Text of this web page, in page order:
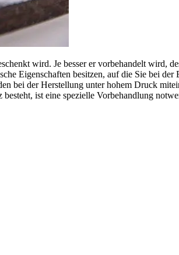
wird. Je besser er vorbehandelt wird,
Eigenschaften besitzen, auf die Sie bei der
bei der Herstellung unter hohem Druck
ist eine spezielle Vorbehandlung